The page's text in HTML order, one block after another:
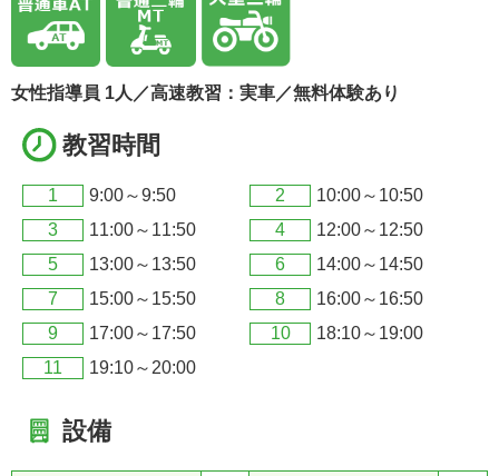
女性指導員 1人／高速教習：実車／無料体験あり
教習時間
1 9:00～9:50 2
10:00～10:50
3
11:00～11:50 4
12:00～12:50
5
13:00～13:50 6
14:00～14:50
7
15:00～15:50 8
16:00～16:50
9
17:00～17:50 10
18:10～19:00
11
19:10～20:00
設備